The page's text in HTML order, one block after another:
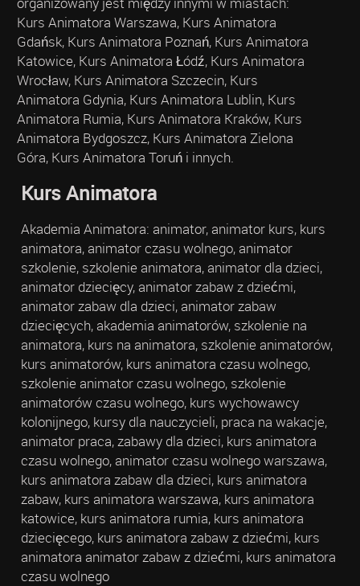
Kurs Animatora Warszawa, Kurs Animatora
Gdańsk, Kurs Animatora Poznań, Kurs Animatora
Katowice, Kurs Animatora Łódź, Kurs Animatora
Wrocław, Kurs Animatora Szczecin, Kurs
Animatora Gdynia, Kurs Animatora Lublin, Kurs
Animatora Rumia, Kurs Animatora Kraków, Kurs
Animatora Bydgoszcz, Kurs Animatora Zielona
Góra, Kurs Animatora Toruń i innych.
Kurs Animatora
Akademia Animatora: animator, animator kurs, kurs
animatora, animator czasu wolnego, animator
szkolenie, szkolenie animatora, animator dla dzieci,
animator dziecięcy, animator zabaw z dziećmi,
animator zabaw dla dzieci, animator zabaw
dziecięcych, akademia animatorów, szkolenie na
animatora, kurs na animatora, szkolenie animatorów,
kurs animatorów, kurs animatora czasu wolnego,
szkolenie animator czasu wolnego, szkolenie
animatorów czasu wolnego, kurs wychowawcy
kolonijnego, kursy dla nauczycieli, praca na wakacje,
animator praca, zabawy dla dzieci, kurs animatora
czasu wolnego, animator czasu wolnego warszawa,
kurs animatora zabaw dla dzieci, kurs animatora
zabaw, kurs animatora warszawa, kurs animatora
katowice, kurs animatora rumia, kurs animatora
dziecięcego, kurs animatora zabaw z dziećmi, kurs
animatora animator zabaw z dziećmi, kurs animatora
czasu wolnego